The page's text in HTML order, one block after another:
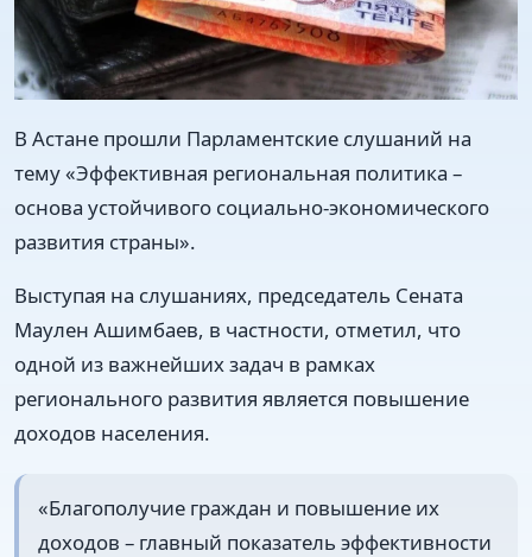
В Астане прошли Парламентские слушаний на
тему «Эффективная региональная политика –
основа устойчивого социально-экономического
развития страны».
Выступая на слушаниях, председатель Сената
Маулен Ашимбаев, в частности, отметил, что
одной из важнейших задач в рамках
регионального развития является повышение
доходов населения.
«Благополучие граждан и повышение их
доходов – главный показатель эффективности